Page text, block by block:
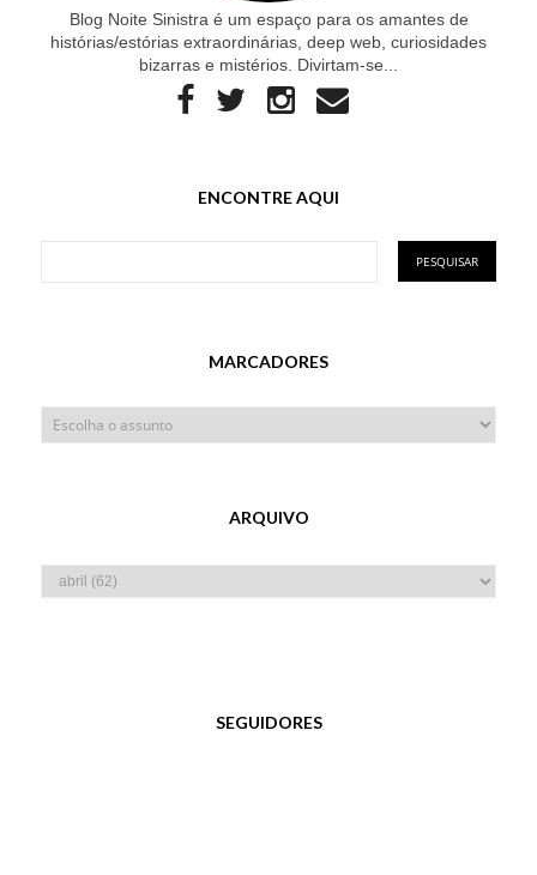
Blog Noite Sinistra é um espaço para os amantes de
histórias/estórias extraordinárias, deep web, curiosidades
bizarras e mistérios. Divirtam-se...
ENCONTRE AQUI
MARCADORES
ARQUIVO
SEGUIDORES